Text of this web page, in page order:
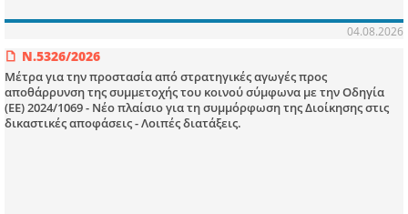
04.08.2026
Ν.5326/2026
Μέτρα για την προστασία από στρατηγικές αγωγές προς
αποθάρρυνση της συμμετοχής του κοινού σύμφωνα με την Οδηγία
(ΕΕ) 2024/1069 - Νέο πλαίσιο για τη συμμόρφωση της Διοίκησης στις
δικαστικές αποφάσεις - Λοιπές διατάξεις.